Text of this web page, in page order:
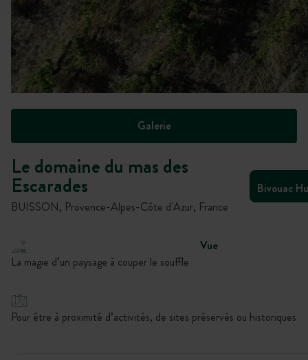
Galerie
Le domaine du mas des
Escarades
BUISSON, Provence-Alpes-Côte d'Azur, France
Bivouac
Vue
La magie d’un paysage à couper le souffle
Pour être à proximité d’activités, de sites préservés ou historiques